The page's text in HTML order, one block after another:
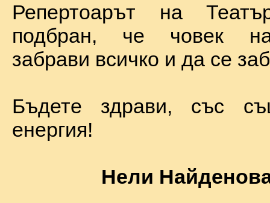
Репертоарът на
подбран, че човек
забрави всичко и да се
Бъдете здрави, със
енергия!
Нели